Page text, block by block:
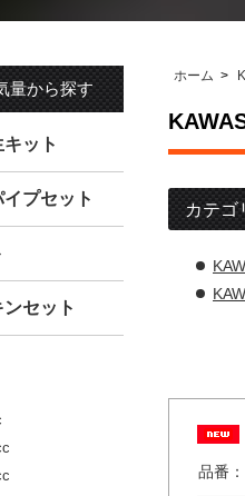
ホーム >
カテゴ
品番
量から探す
ット
プセット
セット